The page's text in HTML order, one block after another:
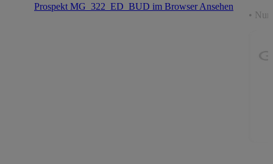
Prospekt MG_322_ED_BUD im BrowserAnsehen
• Nur